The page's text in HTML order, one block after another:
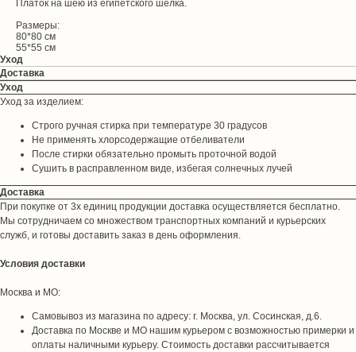
Платок на шею из египетского шелка.
Размеры:
80*80 см
55*55 см
Уход
Доставка
Уход
Уход за изделием:
Строго ручная стирка при температуре 30 градусов
Не применять хлорсодержащие отбеливатели
После стирки обязательно промыть проточной водой
Сушить в расправленном виде, избегая солнечных лучей
Доставка
При покупке от 3х единиц продукции доставка осуществляется бесплатно.
Мы сотрудничаем со множеством транспортных компаний и курьерских
служб, и готовы доставить заказ в день оформления.
Условия доставки
Москва и МО:
Самовывоз из магазина по адресу: г. Москва, ул. Сосинская, д.6.
Доставка по Москве и МО нашим курьером с возможностью примерки и
оплаты наличными курьеру. Стоимость доставки рассчитывается